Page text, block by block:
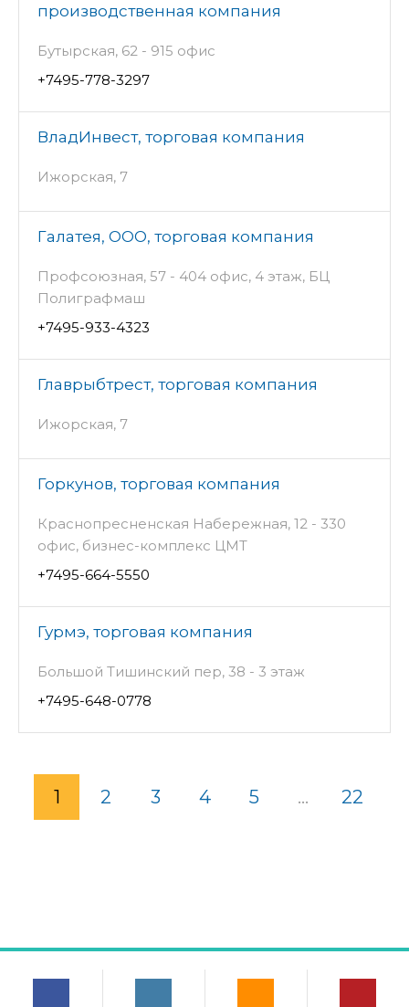
производственная компания
Бутырская, 62 - 915 офис
+7495-778-3297
ВладИнвест, торговая компания
Ижорская, 7
Галатея, ООО, торговая компания
Профсоюзная, 57 - 404 офис, 4 этаж, БЦ
Полиграфмаш
+7495-933-4323
Главрыбтрест, торговая компания
Ижорская, 7
Горкунов, торговая компания
Краснопресненская Набережная, 12 - 330
офис, бизнес-комплекс ЦМТ
+7495-664-5550
Гурмэ, торговая компания
Большой Тишинский пер, 38 - 3 этаж
+7495-648-0778
1 2 3 4 5 ... 22